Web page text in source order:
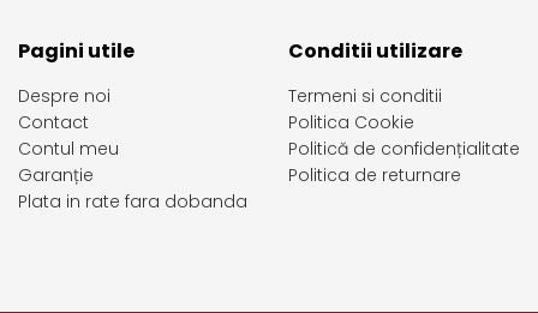
Pagini utile
Despre noi
Contact
Contul meu
Garanție
Plata in rate fara dobanda
Conditii utilizare
Termeni si conditii
Politica Cookie
Politică de confidențialitate
Politica de returnare